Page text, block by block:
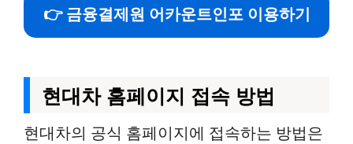
👉 금융결제원 어카운트인포 이용하기
현대차 홈페이지 접속 방법
현대차의 공식 홈페이지에 접속하는 방법은